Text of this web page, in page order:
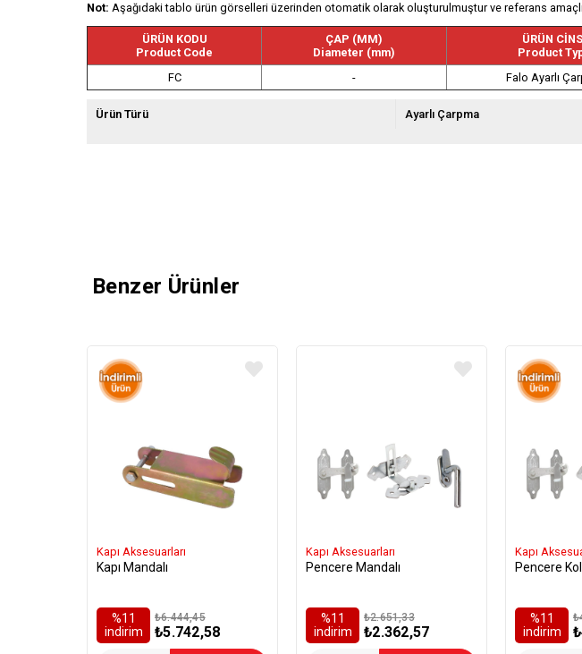
Not: Aşağıdaki tablo ürün görselleri üzerinden otomatik olarak oluşturulmuştur ve referans
ÜRÜN KODU
Product Code
ÇAP (MM)
Diameter (mm)
ÜRÜN
Product
FC
- Falo Ayarlı
Ürün Türü Ayarlı Çarpma
Benzer Ürünler
Kapı Aksesuarları
Kapı Mandalı
%11
i̇ndirim
₺5.742,58
₺6.444,45
Kapı Aksesuarları
Pencere Mandalı
%11
i̇ndirim
₺2.362,57
₺2.651,33
Kapı
Pencere
%11
i̇ndirim